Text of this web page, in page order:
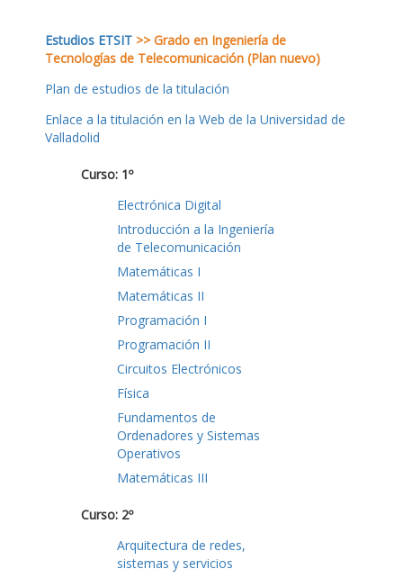
Estudios ETSIT >> Grado en Ingeniería de
Tecnologías de Telecomunicación (Plan nuevo)
Plan de estudios de la titulación
Enlace a la titulación en la Web de la Universidad de
Valladolid
Curso: 1º
Electrónica Digital
Introducción a la Ingeniería
de Telecomunicación
Matemáticas I
Matemáticas II
Programación I
Programación II
Circuitos Electrónicos
Física
Fundamentos de
Ordenadores y Sistemas
Operativos
Matemáticas III
Curso: 2º
Arquitectura de redes,
sistemas y servicios